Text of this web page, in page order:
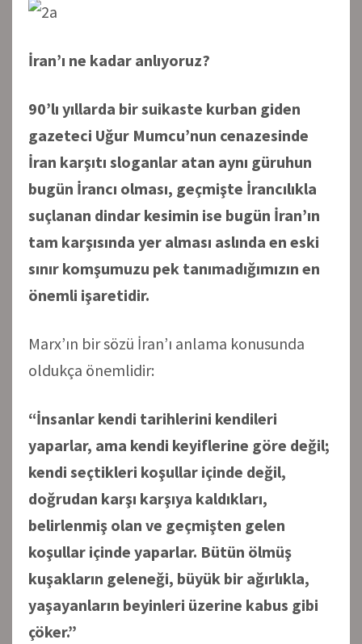
İran’ı ne kadar anlıyoruz?
90’lı yıllarda bir suikaste kurban giden
gazeteci Uğur Mumcu’nun cenazesinde
İran karşıtı sloganlar atan aynı güruhun
bugün İrancı olması, geçmişte İrancılıkla
suçlanan dindar kesimin ise bugün İran’ın
tam karşısında yer alması aslında en eski
sınır komşumuzu pek tanımadığımızın en
önemli işaretidir.
Marx’ın bir sözü İran’ı anlama konusunda
oldukça önemlidir:
“İnsanlar kendi tarihlerini kendileri
yaparlar, ama kendi keyiflerine göre değil;
kendi seçtikleri koşullar içinde değil,
doğrudan karşı karşıya kaldıkları,
belirlenmiş olan ve geçmişten gelen
koşullar içinde yaparlar. Bütün ölmüş
kuşakların geleneği, büyük bir ağırlıkla,
yaşayanların beyinleri üzerine kabus gibi
çöker.”